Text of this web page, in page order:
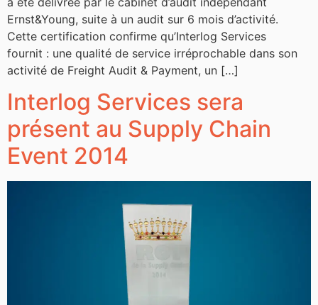
Ernst&Young, suite à un audit sur 6 mois d’activité.
Cette certification confirme qu’Interlog Services
fournit : une qualité de service irréprochable dans son
activité de Freight Audit & Payment, un […]
Interlog Services sera
présent au Supply Chain
Event 2014